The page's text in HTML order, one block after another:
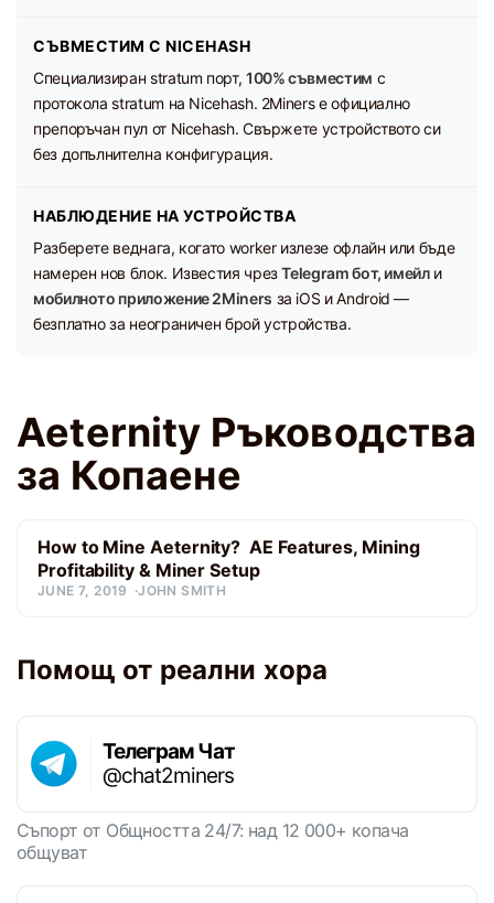
СЪВМЕСТИМ С NICEHASH
Специализиран stratum порт, 100% съвместим с
протокола stratum на Nicehash. 2Miners е официално
препоръчан пул от Nicehash. Свържете устройството си
без допълнителна конфигурация.
НАБЛЮДЕНИЕ НА УСТРОЙСТВА
Разберете веднага, когато worker излезе офлайн или бъде
намерен нов блок. Известия чрезTelegram бот, имейли
мобилното приложение 2Miners за iOS и Android —
безплатно за неограничен брой устройства.
Aeternity Ръководства
за Копаене
How to Mine Aeternity? AE Features, Mining
Profitability & Miner Setup
JUNE 7, 2019 JOHN SMITH
Помощ от реални хора
Телеграм Чат
@chat2miners
Съпорт от Общността 24/7: над 12 000+ копача
общуват